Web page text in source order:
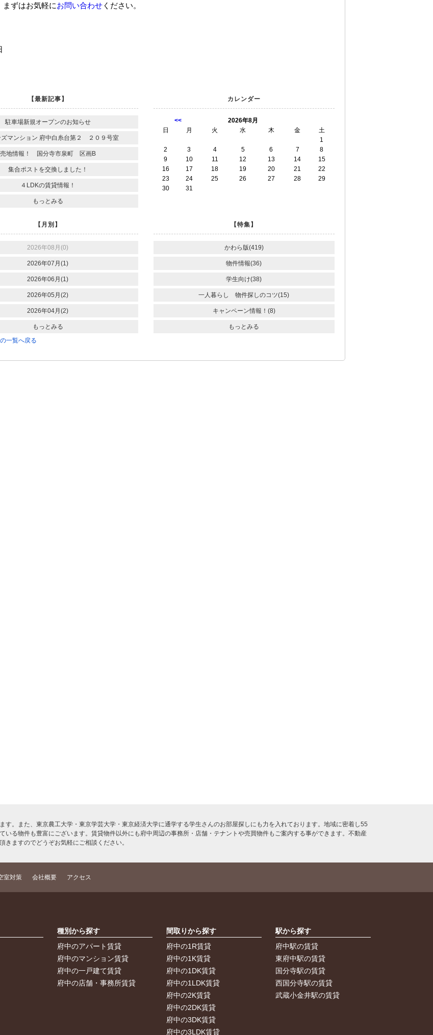
まずはお気軽にお問い合わせ ください。
【最新記事】
駐車場新規オープンのお知らせ
ズマンション 府中白糸台第２ ２０９号室
売地情報！ 国分寺市泉町 区画B
集合ポストを交換しました！
４LDKの賃貸情報！
もっとみる
カレンダー
<<
2026年8月
日
月 火 水 木 金
土
1
2
3 4 5 6 7
8
9
10 11 12 13 14
15
16
17 18 19 20 21
22
23
24 25 26 27 28
29
30
31
【月別】
2026年08月(0)
2026年07月(1)
2026年06月(1)
2026年05月(2)
2026年04月(2)
もっとみる
【特集】
かわら版(419)
物件情報(36)
学生向け(38)
一人暮らし 物件探しのコツ(15)
キャンペーン情報！(8)
もっとみる
一覧へ戻る
。また、東京農工大学・東京学芸大学・東京経済大学に通学する学生さんのお部屋探しにも力を入れております。地域に密着し55
る物件も豊富にございます。賃貸物件以外にも府中周辺の事務所・店舗・テナントや売買物件もご案内する事ができます。不動産
ますのでどうぞお気軽にご相談ください。
室対策 会社概要 アクセス
種別から探す
府中のアパート賃貸
府中のマンション賃貸
府中の一戸建て賃貸
府中の店舗・事務所賃貸
間取りから探す
府中の1R賃貸
府中の1K賃貸
府中の1DK賃貸
府中の1LDK賃貸
府中の2K賃貸
府中の2DK賃貸
府中の3DK賃貸
府中の3LDK賃貸
駅から探す
府中駅の賃貸
東府中駅の賃貸
国分寺駅の賃貸
西国分寺駅の賃貸
武蔵小金井駅の賃貸